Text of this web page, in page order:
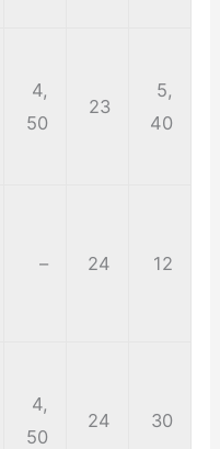
4,
50
23
5,
40
– 24 12
4,
50
24 30